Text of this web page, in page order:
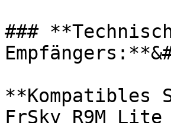
###
**Kompatibles
FrSky R9M